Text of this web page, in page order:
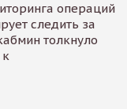
операций
следить за
толкнуло
к